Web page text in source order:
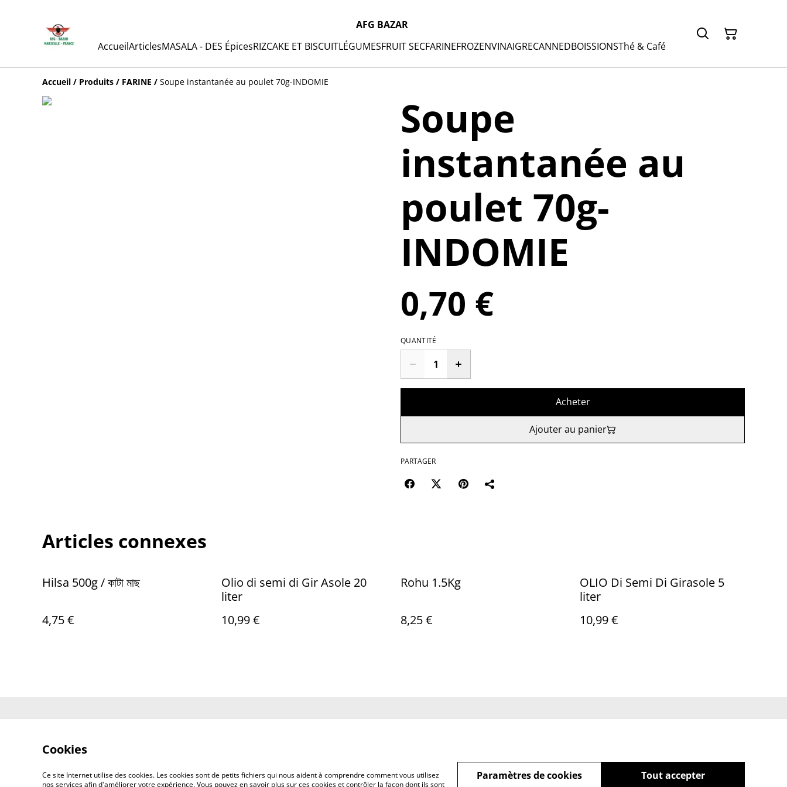
AFG BAZAR
AccueilArticlesMASALA - DES ÉpicesRIZCAKE ET BISCUITLÉGUMESFRUIT SECFARINEFROZENVINAIGRECANNEDBOISSIONSThé & Café
Accueil / Produits / FARINE / Soupe instantanée au poulet 70g-INDOMIE
Soupe
instantanée au
poulet 70g-
INDOMIE
0,70 €
QUANTITÉ
Acheter
Ajouter au panier
PARTAGER
Articles connexes
Hilsa 500g / কাটা মাছ
4,75 €
Olio di semi di Gir Asole 20
liter
10,99 €
Rohu 1.5Kg
8,25 €
OLIO Di Semi Di Girasole 5
liter
10,99 €
Cookies
Ce site Internet utilise des cookies. Les cookies sont de petits fichiers qui nous aident à comprendre comment vous utilisez
nos services afin d'améliorer votre expérience. Vous pouvez en savoir plus sur ces cookies et contrôler la façon dont ils sont
Tout accepter
Paramètres de cookies